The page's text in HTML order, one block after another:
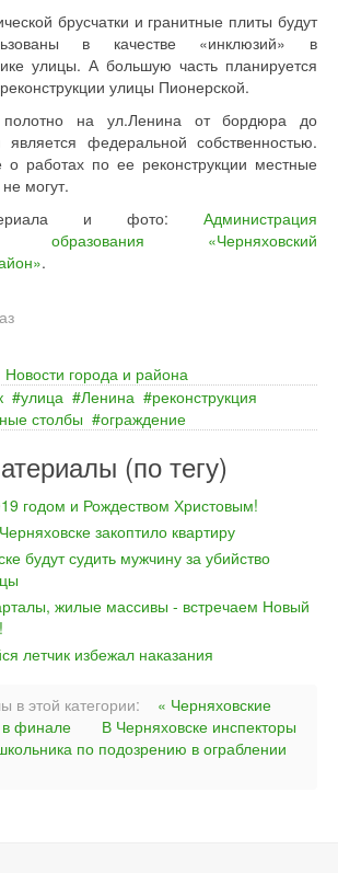
брусчатки и гранитные плиты будут
в качестве «инклюзий» в
улицы. А большую часть планируется
улицы Пионерской.
на ул.Ленина от бордюра до
федеральной собственностью.
работах по ее реконструкции местные
могут.
и фото: Администрация
образования «Черняховский
.
Новости города и района
улица Ленина
реконструкция
столбы ограждение
(по тегу)
годом и Рождеством Христовым!
закоптило квартиру
будут судить мужчину за убийство
жилые массивы - встречаем Новый
летчик избежал наказания
в этой категории:
« Черняховские
в финале
В Черняховске инспекторы
по подозрению в ограблении